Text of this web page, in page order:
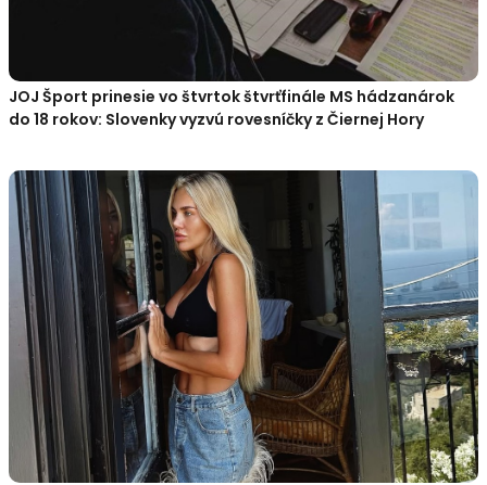
JOJ Šport prinesie vo štvrtok štvrťfinále MS hádzanárok
do 18 rokov: Slovenky vyzvú rovesníčky z Čiernej Hory